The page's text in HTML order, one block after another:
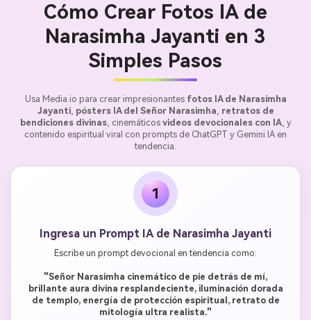
Cómo Crear Fotos IA de
Narasimha Jayanti en 3
Simples Pasos
Usa Media.io para crear impresionantes fotos IA de Narasimha
Jayanti, pósters IA del Señor Narasimha, retratos de
bendiciones divinas, cinemáticos videos devocionales con IA, y
contenido espiritual viral con prompts de ChatGPT y Gemini IA en
tendencia.
1
Ingresa un Prompt IA de Narasimha Jayanti
Escribe un prompt devocional en tendencia como:
"Señor Narasimha cinemático de pie detrás de mí,
brillante aura divina resplandeciente, iluminación dorada
de templo, energía de protección espiritual, retrato de
mitología ultra realista."